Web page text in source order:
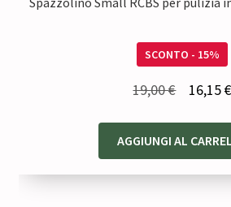
SCONTO - 15%
19,00€
originale
era:
16,15€Il
AGGIUNGI AL